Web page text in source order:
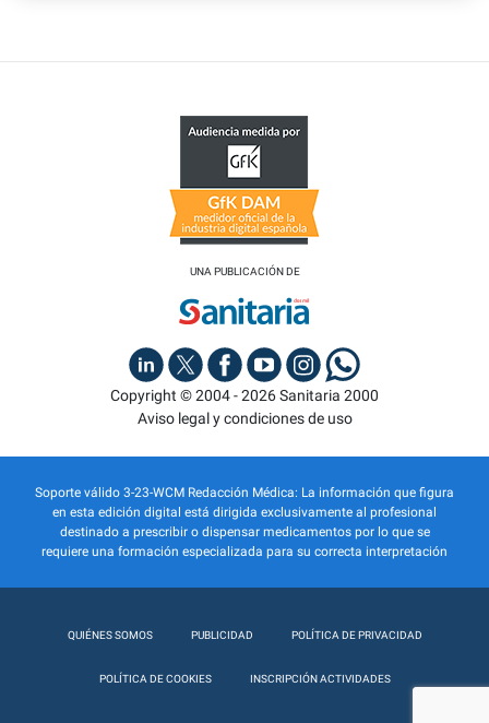
UNA PUBLICACIÓN DE
Copyright © 2004 - 2026 Sanitaria 2000
Aviso legal y condiciones de uso
Soporte válido 3-23-WCM Redacción Médica: La información que figura
en esta edición digital está dirigida exclusivamente al profesional
destinado a prescribir o dispensar medicamentos por lo que se
requiere una formación especializada para su correcta interpretación
QUIÉNES SOMOS PUBLICIDAD POLÍTICA DE PRIVACIDAD
POLÍTICA DE COOKIES INSCRIPCIÓN ACTIVIDADES